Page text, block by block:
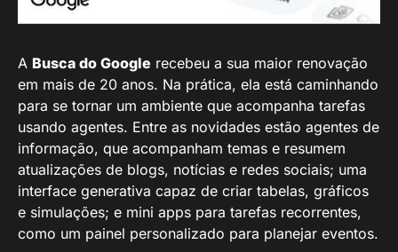
A Busca do Google recebeu a sua maior renovação
em mais de 20 anos. Na prática, ela está caminhando
para se tornar um ambiente que acompanha tarefas
usando agentes. Entre as novidades estão agentes de
informação, que acompanham temas e resumem
atualizações de blogs, notícias e redes sociais; uma
interface generativa capaz de criar tabelas, gráficos
e simulações; e mini apps para tarefas recorrentes,
como um painel personalizado para planejar eventos.